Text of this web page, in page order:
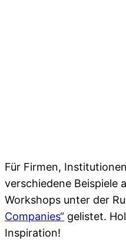
Für Firmen,
verschiedene Beispiele
Workshops unter der
Companies“ gelistet.
Inspiration!